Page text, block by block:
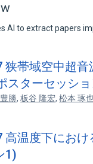
AI to extract papers
狭帯域空中超
スターセッシ
勝,板谷 隆宏,松本 琢
高温度下にお
1)